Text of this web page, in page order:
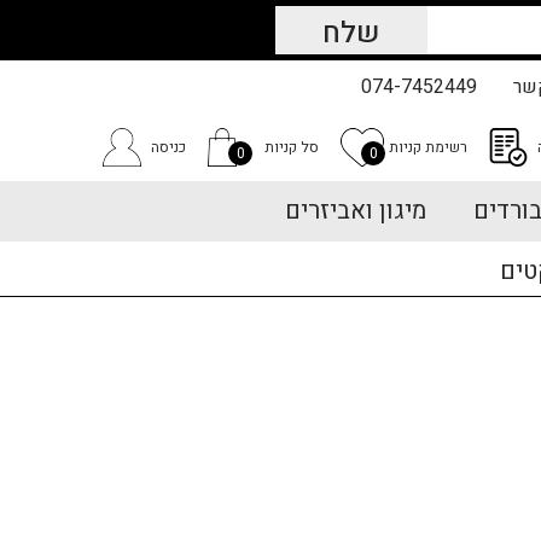
074-7452449
רשימת קניות 0 סל קניות 0 כניסה
מיגון ואביזרים